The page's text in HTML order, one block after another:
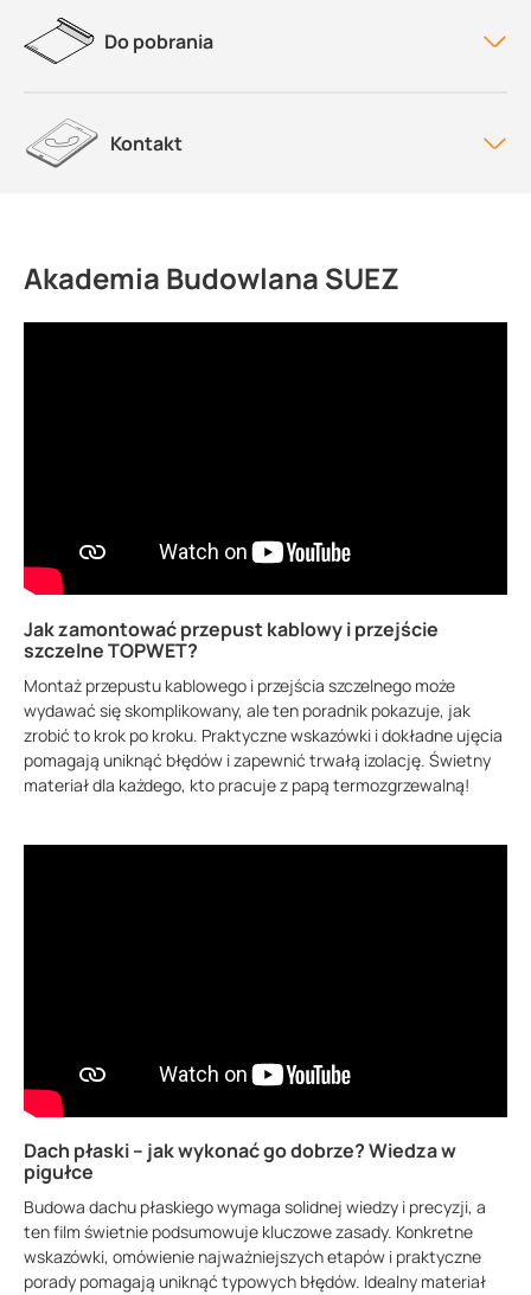
Do pobrania
Kontakt
Akademia Budowlana SUEZ
Jak zamontować przepust kablowy i przejście
szczelne TOPWET?
Montaż przepustu kablowego i przejścia szczelnego może
wydawać się skomplikowany, ale ten poradnik pokazuje, jak
zrobić to krok po kroku. Praktyczne wskazówki i dokładne ujęcia
pomagają uniknąć błędów i zapewnić trwałą izolację. Świetny
materiał dla każdego, kto pracuje z papą termozgrzewalną!
Dach płaski – jak wykonać go dobrze? Wiedza w
pigułce
Budowa dachu płaskiego wymaga solidnej wiedzy i precyzji, a
ten film świetnie podsumowuje kluczowe zasady. Konkretne
wskazówki, omówienie najważniejszych etapów i praktyczne
porady pomagają uniknąć typowych błędów. Idealny materiał